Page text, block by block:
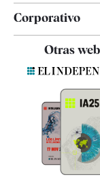
Corporativo
Contacto
Quiénes somos
Especificaciones
Otras